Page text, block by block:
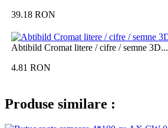
39.18 RON
Abtibild Cromat litere / cifre / semne 3D...
4.81 RON
Produse similare :